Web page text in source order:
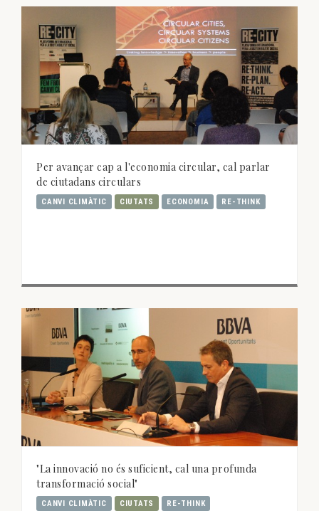
Per avançar cap a l'economia circular, cal parlar
de ciutadans circulars
CANVI CLIMÀTIC CIUTATS ECONOMIA RE-THINK
"La innovació no és suficient, cal una profunda
transformació social"
CANVI CLIMÀTIC CIUTATS RE-THINK